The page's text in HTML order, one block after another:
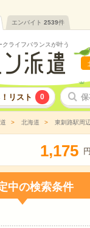
エンバイト 2539件
クライフバランスが叶う
リスト 0
北海道 東釧路駅周辺
1,175 円
中の検索条件